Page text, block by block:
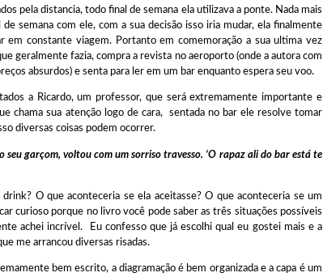
distancia, todo final de semana ela utilizava a ponte. Nada mais
semana com ele, com a sua decisão isso iria mudar, ela finalmente
constante viagem. Portanto em comemoração a sua ultima vez
geralmente fazia, compra a revista no aeroporto (onde a autora com
absurdos) e senta para ler em um bar enquanto espera seu voo.
um professor, que será extremamente importante e
chama sua atenção logo de cara, sentada no bar ele resolve tomar
diversas coisas podem ocorrer.
seu garçom, voltou com um sorriso travesso. ‘O rapaz ali do bar está te
que aconteceria se ela aceitasse? O que aconteceria se um
curioso porque no livro você pode saber as três situações possíveis
achei incrível. Eu confesso que já escolhi qual eu gostei mais e a
me arrancou diversas risadas.
bem escrito, a diagramação é bem organizada e a capa é um